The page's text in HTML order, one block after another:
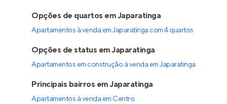
Opções de quartos em Japaratinga
Apartamentos à venda em Japaratinga com 4 quartos
Opções de status em Japaratinga
Apartamentos em construção à venda em Japaratinga
Principais bairros em Japaratinga
Apartamentos à venda em Centro